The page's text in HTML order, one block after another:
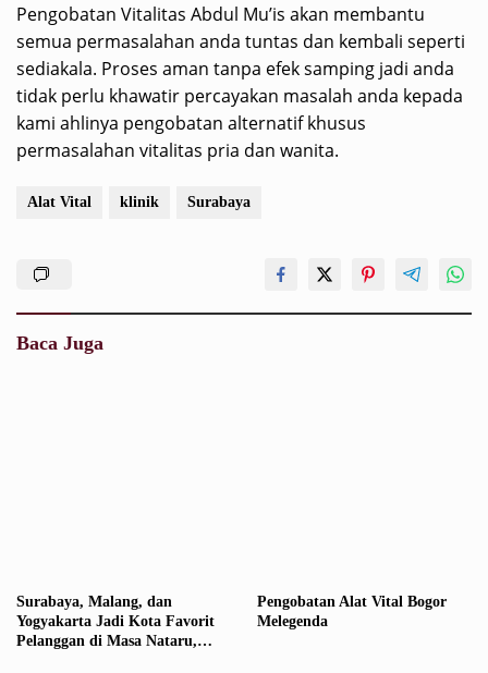
Pengobatan Vitalitas Abdul Mu’is akan membantu
semua permasalahan anda tuntas dan kembali seperti
sediakala. Proses aman tanpa efek samping jadi anda
tidak perlu khawatir percayakan masalah anda kepada
kami ahlinya pengobatan alternatif khusus
permasalahan vitalitas pria dan wanita.
Alat Vital klinik Surabaya
Baca Juga
Surabaya, Malang, dan
Yogyakarta Jadi Kota Favorit
Pelanggan di Masa Nataru,
Pengobatan Alat Vital Bogor
Melegenda